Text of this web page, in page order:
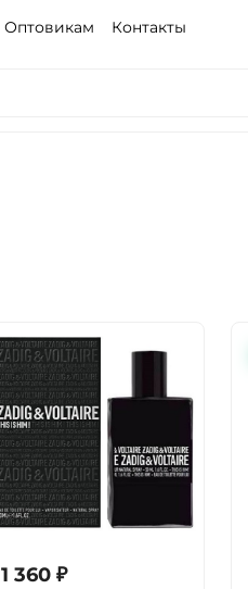
Оптовикам Контакты
1 360 ₽